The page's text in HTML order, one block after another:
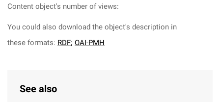
Content object's number of views:
You could also download the object's description in
these formats: RDF; OAI-PMH
See also